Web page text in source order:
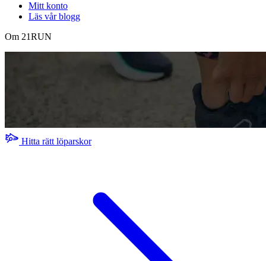
Mitt konto
Läs vår blogg
Om 21RUN
Hitta rätt löparskor